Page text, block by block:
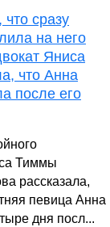
сразу
на него
Яниса
что Анна
после его
Тиммы
рассказала,
певица Анна
дня посл...